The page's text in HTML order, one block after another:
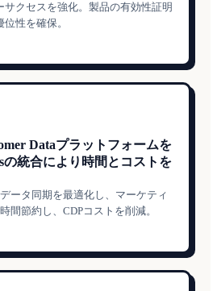
サクセスを強化。製品の有効性証明
性を確保。
Dataプラットフォームを
の統合により時間とコストを
ータ同期を最適化し、マーケティ
間節約し、CDPコストを削減。